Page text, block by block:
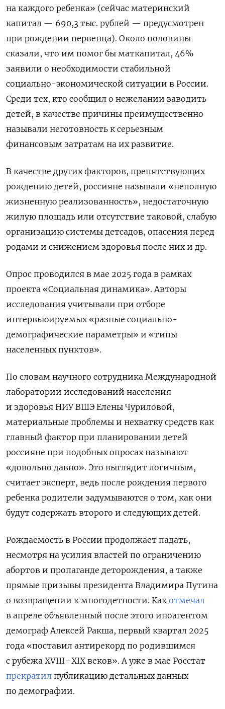
на каждого ребенка» (сейчас материнский
капитал — 690,3 тыс. рублей — предусмотрен
при рождении первенца). Около половины
сказали, что им помог бы маткапитал, 46%
заявили о необходимости стабильной
социально-экономической ситуации в России.
Среди тех, кто сообщил о нежелании заводить
детей, в качестве причины преимущественно
называли неготовность к серьезным
финансовым затратам на их развитие.
В качестве других факторов, препятствующих
рождению детей, россияне называли «неполную
жизненную реализованность», недостаточную
жилую площадь или отсутствие таковой, слабую
организацию системы детсадов, опасения перед
родами и снижением здоровья после них и др.
Опрос проводился в мае 2025 года в рамках
проекта «Социальная динамика». Авторы
исследования учитывали при отборе
интервьюируемых «разные социально-
демографические параметры» и «типы
населенных пунктов».
По словам научного сотрудника Международной
лаборатории исследований населения
и здоровья НИУ ВШЭ Елены Чуриловой,
материальные проблемы и нехватку средств как
главный фактор при планировании детей
россияне при подобных опросах называют
«довольно давно». Это выглядит логичным,
считает эксперт, ведь после рождения первого
ребенка родители задумываются о том, как они
будут содержать второго и следующих детей.
Рождаемость в России продолжает падать,
несмотря на усилия властей по ограничению
абортов и пропаганде деторождения, а также
прямые призывы президента Владимира Путина
о возвращении к многодетности. Как отмечал
в апреле объявленный после этого иноагентом
демограф Алексей Ракша, первый квартал 2025
года «поставил антирекорд по родившимся
с рубежа XVIII–XIX веков». А уже в мае Росстат
прекратил публикацию детальных данных
по демографии.